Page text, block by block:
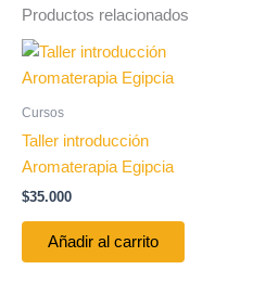
Productos relacionados
Cursos
Taller introducción
Aromaterapia Egipcia
$35.000
Añadir al carrito